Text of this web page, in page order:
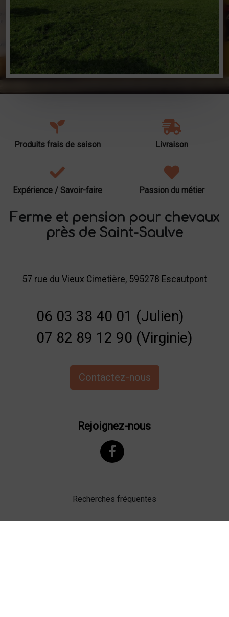
Produits frais de saison Livraison
Expérience / Savoir-faire Passion du métier
Ferme et pension pour chevaux
près de Saint-Saulve
57 rue du Vieux Cimetière, 595278 Escautpont
06 03 38 40 01 (Julien)
07 82 89 12 90 (Virginie)
Contactez-nous
Rejoignez-nous
Recherches fréquentes